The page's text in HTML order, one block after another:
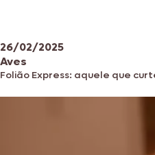
26/02/2025
Aves
Folião Express: aquele que